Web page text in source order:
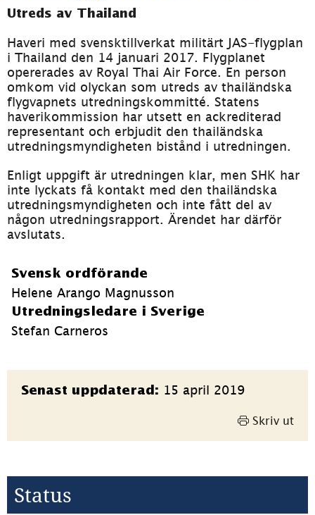
Status
Utreds av Thailand
Haveri med svensktillverkat militärt JAS-flygplan
i Thailand den 14 januari 2017. Flygplanet
opererades av Royal Thai Air Force. En person
omkom vid olyckan som utreds av thailändska
flygvapnets utredningskommitté. Statens
haverikommission har utsett en ackrediterad
representant och erbjudit den thailändska
utredningsmyndigheten bistånd i utredningen.
Enligt uppgift är utredningen klar, men SHK har
inte lyckats få kontakt med den thailändska
utredningsmyndigheten och inte fått del av
någon utredningsrapport. Ärendet har därför
avslutats.
Svensk ordförande
Helene Arango Magnusson
Utredningsledare i Sverige
Stefan Carneros
Sidinformation
Senast uppdaterad: 15 april 2019
Skriv ut